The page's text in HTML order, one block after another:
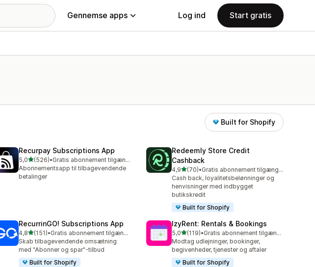
Gennemse apps Log ind Start gratis
Built for Shopify
Recurpay Subscriptions App
5,0ud af 5 stjerner
(526)
526 anmeldelser i alt
•
Gratis abonnement tilgængeligt
Abonnementsapp til tilbagevendende
betalinger
Redeemly Store Credit
Cashback
4,9ud af 5 stjerner
(70)
70 anmeldelser i alt
•
Gratis abonnement tilgængeligt
Cash back, loyalitetsbelønninger og
henvisninger med indbygget
butikskredit
Built for Shopify
RecurrinGO! Subscriptions App
4,8ud af 5 stjerner
(151)
151 anmeldelser i alt
•
Gratis abonnement tilgængeligt
Skab tilbagevendende omsætning
med "Abonner og spar"-tilbud
Built for Shopify
IzyRent: Rentals & Bookings
5,0ud af 5 stjerner
(119)
119 anmeldelser i alt
•
Gratis abonnement tilgængeligt
Modtag udlejninger, bookinger,
begivenheder, tjenester og aftaler
Built for Shopify